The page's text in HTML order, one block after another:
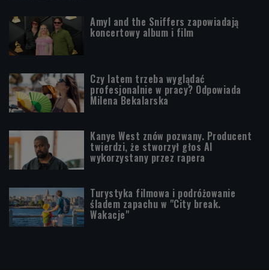
Amyl and the Sniffers zapowiadają
koncertowy album i film
Czy latem trzeba wyglądać
profesjonalnie w pracy? Odpowiada
Milena Bekalarska
Kanye West znów pozwany. Producent
twierdzi, że stworzył głos AI
wykorzystany przez rapera
Turystyka filmowa i podróżowanie
śladem zapachu w "City break.
Wakacje"